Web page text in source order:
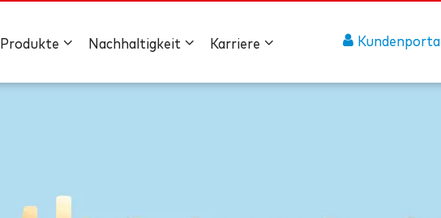
Kundenportal
Produkte Nachhaltigkeit Karriere